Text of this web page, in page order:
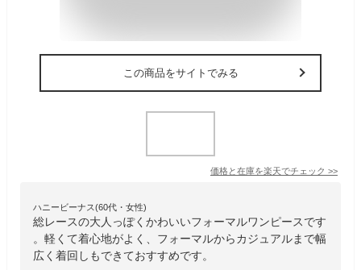
この商品をサイトでみる
価格と在庫を楽天でチェック >>
ハニービーナス(60代・女性)
総レースの大人っぽくかわいいフォーマルワンピースです
。軽くて着心地がよく、フォーマルからカジュアルまで幅
広く着回しもできておすすめです。